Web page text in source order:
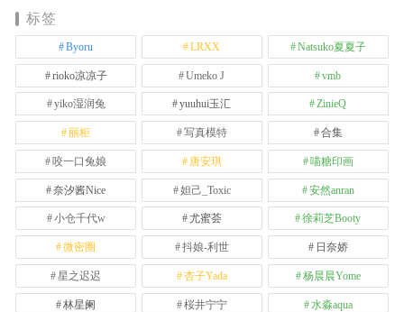
标签
Byoru LRXX Natsuko夏夏子
rioko凉凉子 Umeko J vmb
yiko湿润兔 yuuhui玉汇 ZinieQ
丽柜 写真模特 合集
咬一口兔娘 唐安琪 喵糖印画
奈汐酱Nice 妲己_Toxic 安然anran
小仓千代w 尤蜜荟 徐莉芝Booty
微密圈 抖娘-利世 日奈娇
星之迟迟 杏子Yada 杨晨晨Yome
林星阑 桜井宁宁 水淼aqua